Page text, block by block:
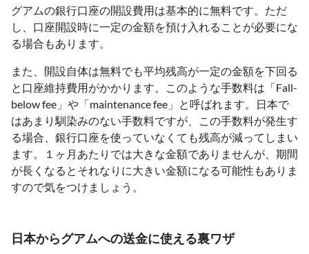
グアムの銀行口座の開設費用は基本的に無料です。ただ
し、口座開設時に一定の金額を預け入れることが必要にな
る場合もあります。
また、開設自体は無料でも平均残高が一定の金額を下回る
と口座維持費用がかかります。このような手数料は「Fall-
below fee」や「maintenance fee」と呼ばれます。日本で
はあまり馴染みのない手数料ですが、この手数料が発生す
る場合、銀行口座を使っていなくても残高が減ってしまい
ます。１ヶ月あたりでは大きな金額でありませんが、期間
が長くなるとそれなりに大きい金額になる可能性もありま
すので気をつけましょう。
日本からグアムへの送金に使える裏ワザ